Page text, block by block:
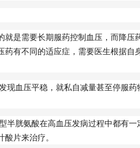
是需要长期服药控制血压，而降压
药有不同的适应症，需要医生根据
血压平稳，就私自减量甚至停服药
胱氨酸在高血压发病过程中都有一
片来治疗。